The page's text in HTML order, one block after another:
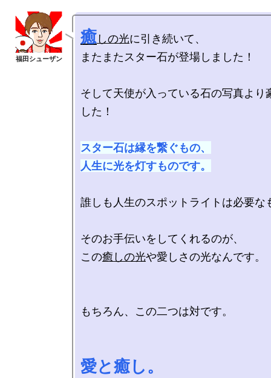
癒しの光に引き続いて、
またまたスター石が登場しました！
そして天使が入っている石の写真より
した！
スター石は縁を繋ぐもの、
人生に光を灯すものです。
誰しも人生のスポットライトは必要な
そのお手伝いをしてくれるのが、
この癒しの光や愛しさの光なんです。
もちろん、この二つは対です。
愛と癒し。